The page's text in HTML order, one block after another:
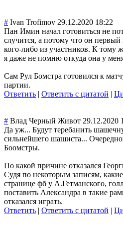
# Ivan Trofimov 29.12.2020 18:22
Пан Имин начал готовиться не
случится, а потому что он первый
кого-либо из участников. К тому
я даже не помню откуда она у
Сам Рул Бомстра готовился к
партии.
Ответить | Ответить с цитатой |
# Влад Черный Живот 29.12.2020
Да уж... Будут теребанить
сильнейшего шашиста...
Боомстры.
По какой причине отказался
Судя по некоторым записям,
странице фб у А.Гетманского,
поставить Александра в такие
отказался играть.
Ответить | Ответить с цитатой |